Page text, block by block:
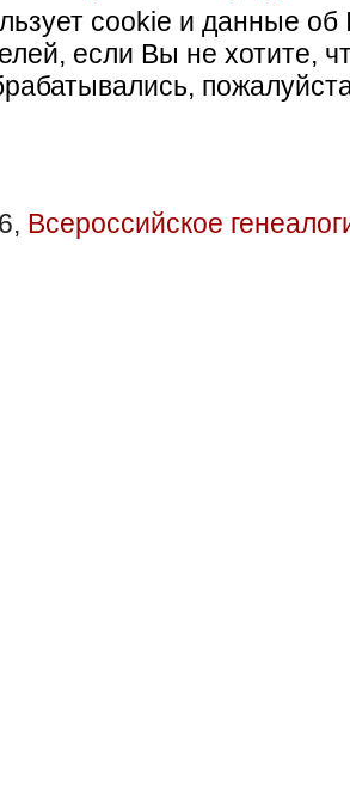
cookie и данные об
если Вы не хотите,
Всероссийское